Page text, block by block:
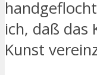
ich, daß das
Kunst